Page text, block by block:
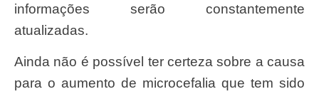
informações serão constantemente
atualizadas.
Ainda não é possível ter certeza sobre a causa
para o aumento de microcefalia que tem sido